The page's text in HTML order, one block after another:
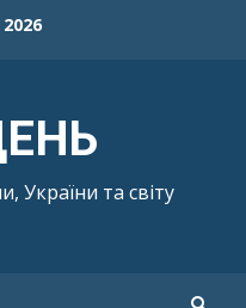
України та світу